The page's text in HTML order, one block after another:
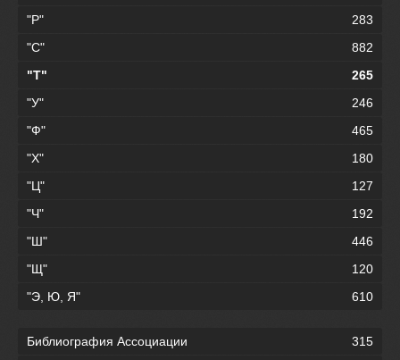
"Р"
283
"С"
882
"Т"
265
"У"
246
"Ф"
465
"Х"
180
"Ц"
127
"Ч"
192
"Ш"
446
"Щ"
120
"Э, Ю, Я"
610
Библиография Ассоциации
315